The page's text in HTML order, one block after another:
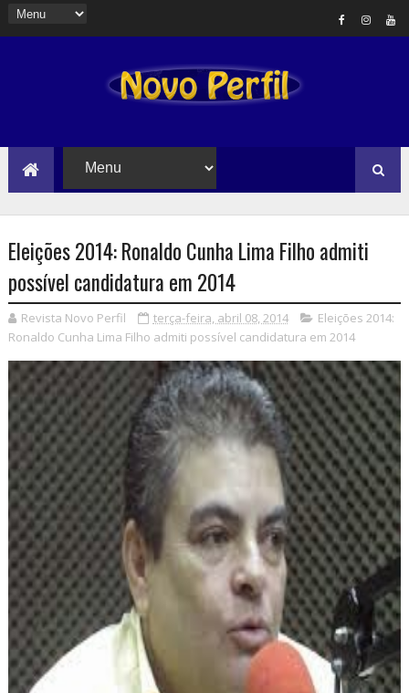
Eleições 2014: Ronaldo Cunha Lima Filho admiti
possível candidatura em 2014
Revista Novo Perfil terça-feira, abril 08, 2014
Eleições 2014:
Ronaldo Cunha Lima Filho admiti possível candidatura em 2014